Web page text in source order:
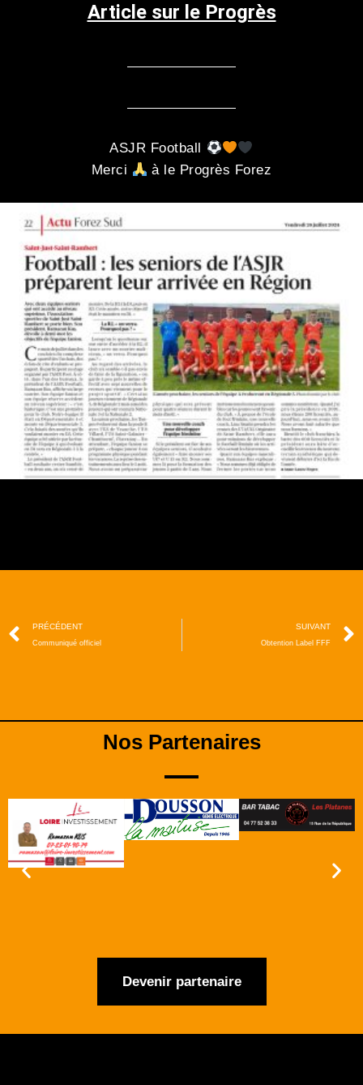
Article sur le Progrès
ASJR Football
Merci
à le Progrès Forez
PRÉCÉDENT
Communiqué officiel
SUIVANT
Obtention Label FFF
Nos Partenaires
Devenir partenaire